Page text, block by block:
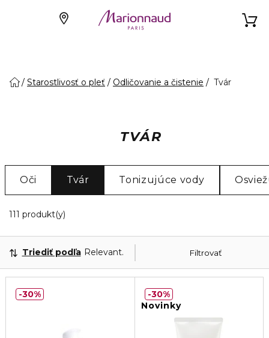
Starostlivosť o pleť Odličovanie a čistenie Tvár
TVÁR
Oči Tvár Tonizujúce vody
111 produkt(y)
Filtrovať
Triediť podľa Relevantnosť
30%
Novinky
30%